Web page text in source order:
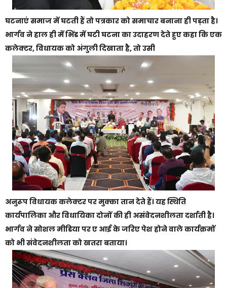
घटनाएं समाज में घटती हैं तो पत्रकार को समाचार बनाना ही पड़ता है।
भार्गव ने हाल ही में भिंड में घटी घटना का उदाहरण देते हुए कहा कि एक
कलेक्टर, विधायक को अंगुली दिखाता है, तो उसी
अनुरूप विधायक कलेक्टर पर मुक्का तान देते हैं। यह स्थिति
कार्यपालिका और विधायिका दोनों की ही असंवेदनशीलता दर्शाती है।
भार्गव ने सोशल मीडिया पर ए आई के जरिए पेश होने वाले कार्यक्रमों
को भी संवेदनशीलता को खतरा बताया।